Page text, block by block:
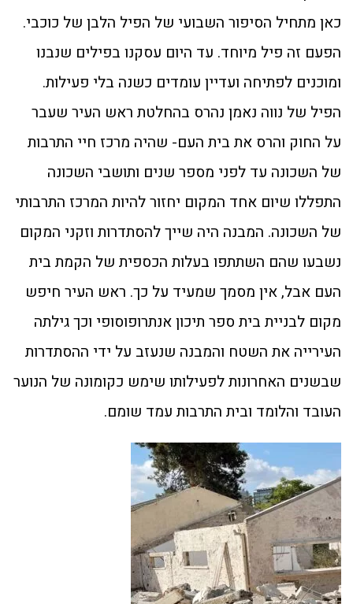
כאן מתחיל הסיפור השבועי של הפיל הלבן של כוכבי.
הפעם זה פיל מיוחד. עד היום עסקנו בפילים שנבנו
ומוכנים לפתיחה ועדיין עומדים כשנה בלי פעילות.
הפיל של נווה נאמן נהרס בהחלטת ראש העיר שעבר
על החוק והרס את בית העם- שהיה מרכז חיי התרבות
של השכונה עד לפני מספר שנים ותושבי השכונה
התפללו שיום אחד המקום יחזור להיות המרכז התרבותי
של השכונה. המבנה היה שייך להסתדרות וזקני המקום
נשבעו שהם השתתפו בעלות הכספית של הקמת בית
העם אבל, אין מסמך שמעיד על כך. ראש העיר חיפש
מקום לבניית בית ספר תיכון אנתרופוסופי וכך גילתה
העירייה את השטח והמבנה שנעזב על ידי ההסתדרות
שבשנים האחרונות לפעילותו שימש כקומונה של הנוער
העובד והלומד ובית התרבות עמד שומם.